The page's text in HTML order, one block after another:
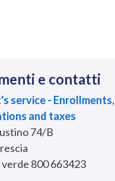
e contatti
service - Enrollments,
and taxes
74/B
800 663423